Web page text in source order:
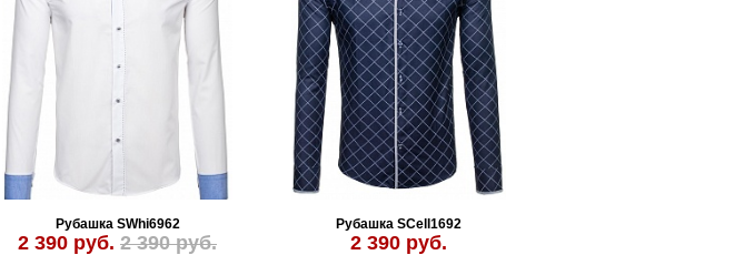
Рубашка SWhi6962
2 390 руб. 2 390 руб.
Рубашка SCell1692
2 390 руб.